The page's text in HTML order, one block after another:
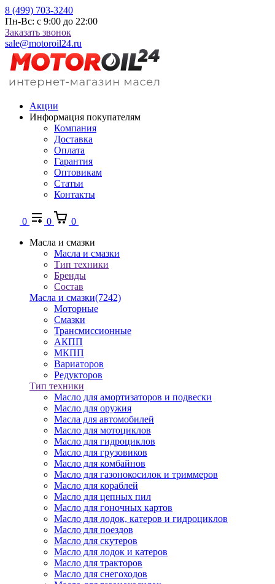
8 (499) 703-3240
Пн-Вс: с 9:00 до 22:00
Заказать звонок
sale@motoroil24.ru
Акции
Информация покупателям
Компания
Доставка
Оплата
Гарантия
Оптовикам
Статьи
Контакты
0 0
0
Масла и смазки
Масла и смазки
Тип техники
Бренды
Состав
Масла и смазки(7242)
Моторные
Смазки
Трансмиссионные
АКПП
МКПП
Вариаторов
Редукторов
Тип техники
Масло для амортизаторов и подвески
Масло для оружия
Масла для автомобилей
Масло для мотоциклов
Масло для гидроциклов
Масло для грузовиков
Масло для комбайнов
Масло для газонокосилок и триммеров
Масло для кораблей
Масло для цепных пил
Масло для гоночных картов
Масло для лодок, катеров и гидроциклов
Масло для поездов
Масло для скутеров
Масло для лодок и катеров
Масло для тракторов
Масло для снегоходов